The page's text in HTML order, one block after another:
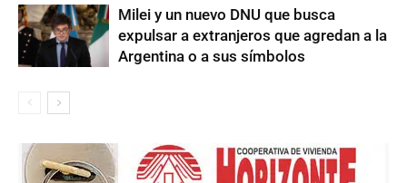
Milei y un nuevo DNU que busca
expulsar a extranjeros que agredan a la
Argentina o a sus símbolos